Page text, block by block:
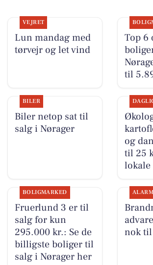
VEJRET
Lun mandag med
tørvejr og let vind
Top 6
til
BILER
Biler netop sat til
salg i Nørager
og
til 25
BOLIGMARKED
Fruerlund 3 er til
salg for kun
295.000 kr.: Se de
billigste boliger til
salg i Nørager her
nok